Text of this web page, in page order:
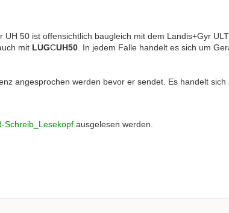
50 ist offensichtlich baugleich mit dem Landis+Gyr
mit LUGCUH50 . In jedem Falle handelt es sich um
angesprochen werden bevor er sendet. Es handelt
Schreib_Lesekopf ausgelesen werden.